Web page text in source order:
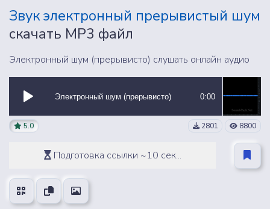
Звук электронный прерывистый шум
скачать MP3 файл
Электронный шум (прерывисто) слушать онлайн аудио
Электронный шум (прерывисто) 0:00
5.0 2801 8800
Подготовка ссылки ~10 сек...